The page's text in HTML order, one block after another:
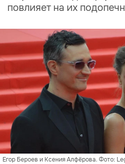
повлияет на их
Егор Бероев и Ксения Алфёрова. Фото: